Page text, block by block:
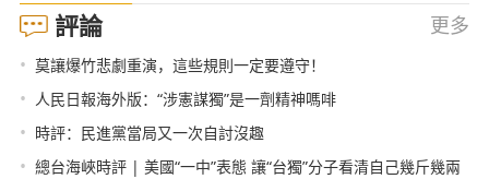
評論 更多
• 莫讓爆竹悲劇重演，這些規則一定要遵守！
• 人民日報海外版：“涉憲謀獨”是一劑精神嗎啡
• 時評：民進黨當局又一次自討沒趣
• 總台海峽時評 | 美國“一中”表態 讓“台獨”分子看清自己幾斤幾兩